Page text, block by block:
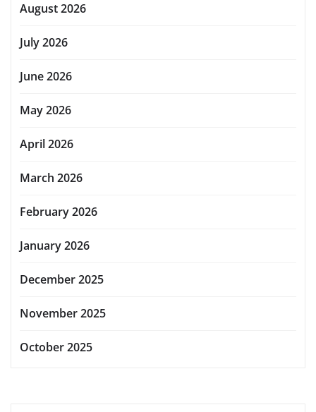
August 2026
July 2026
June 2026
May 2026
April 2026
March 2026
February 2026
January 2026
December 2025
November 2025
October 2025